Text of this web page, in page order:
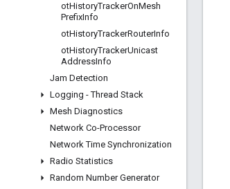
otHistoryTrackerOnMesh
PrefixInfo
otHistoryTrackerRouterInfo
otHistoryTrackerUnicast
AddressInfo
Jam Detection
Logging - Thread Stack
Mesh Diagnostics
Network Co-Processor
Network Time Synchronization
Radio Statistics
Random Number Generator